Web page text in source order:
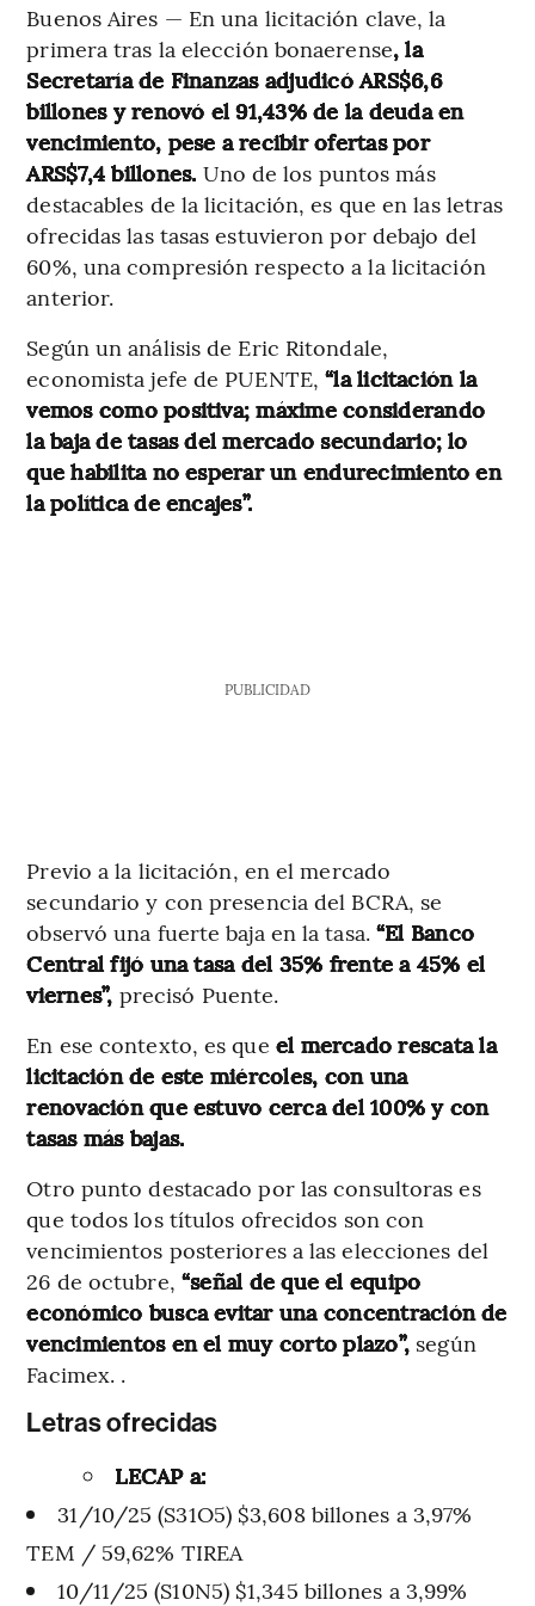
Buenos Aires — En una licitación clave, la
primera tras la elección bonaerense, la
Secretaría de Finanzas adjudicó ARS$6,6
billones y renovó el 91,43% de la deuda en
vencimiento, pese a recibir ofertas por
ARS$7,4 billones. Uno de los puntos más
destacables de la licitación, es que en las letras
ofrecidas las tasas estuvieron por debajo del
60%, una compresión respecto a la licitación
anterior.
Según un análisis de Eric Ritondale,
economista jefe de PUENTE,“la licitación la
vemos como positiva; máxime considerando
la baja de tasas del mercado secundario; lo
que habilita no esperar un endurecimiento en
la política de encajes”.
PUBLICIDAD
Previo a la licitación, en el mercado
secundario y con presencia del BCRA, se
observó una fuerte baja en la tasa. “El Banco
Central fijó una tasa del 35% frente a 45% el
viernes”, precisó Puente.
En ese contexto, es que el mercado rescata la
licitación de este miércoles, con una
renovación que estuvo cerca del 100% y con
tasas más bajas.
Otro punto destacado por las consultoras es
que todos los títulos ofrecidos son con
vencimientos posteriores a las elecciones del
26 de octubre, “señal de que el equipo
económico busca evitar una concentración de
vencimientos en el muy corto plazo”, según
Facimex. .
Letras ofrecidas
LECAP a:
31/10/25 (S31O5) $3,608 billones a 3,97%
TEM / 59,62% TIREA
10/11/25 (S10N5) $1,345 billones a 3,99%